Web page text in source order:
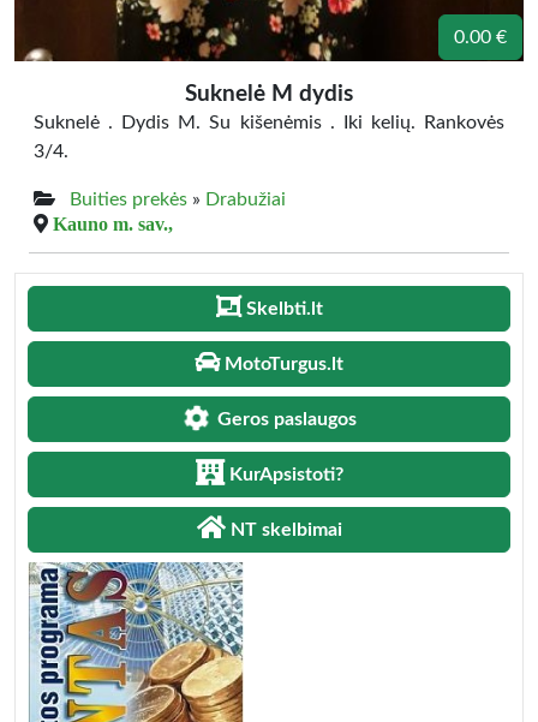
0.00 €
Suknelė M dydis
Suknelė . Dydis M. Su kišenėmis . Iki kelių. Rankovės
3/4.
Buities prekės » Drabužiai
Kauno m. sav.,
Skelbti.lt
MotoTurgus.lt
Geros paslaugos
KurApsistoti?
NT skelbimai